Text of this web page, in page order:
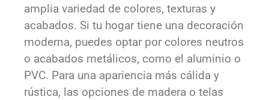
amplia variedad de colores, texturas y
acabados. Si tu hogar tiene una decoración
moderna, puedes optar por colores neutros
o acabados metálicos, como el aluminio o
PVC. Para una apariencia más cálida y
rústica, las opciones de madera o telas